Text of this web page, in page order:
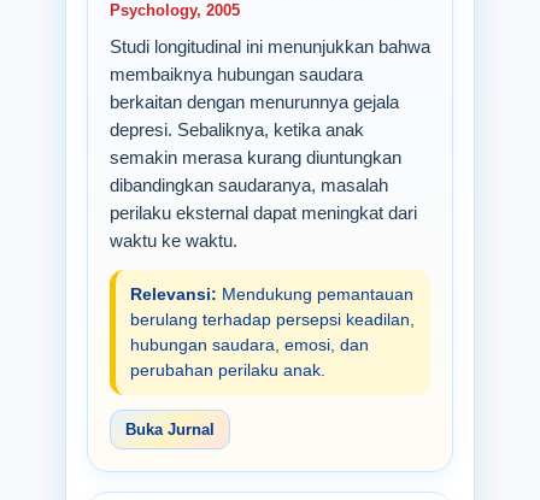
Psychology, 2005
Studi longitudinal ini menunjukkan bahwa
membaiknya hubungan saudara
berkaitan dengan menurunnya gejala
depresi. Sebaliknya, ketika anak
semakin merasa kurang diuntungkan
dibandingkan saudaranya, masalah
perilaku eksternal dapat meningkat dari
waktu ke waktu.
Relevansi: Mendukung pemantauan
berulang terhadap persepsi keadilan,
hubungan saudara, emosi, dan
perubahan perilaku anak.
Buka Jurnal